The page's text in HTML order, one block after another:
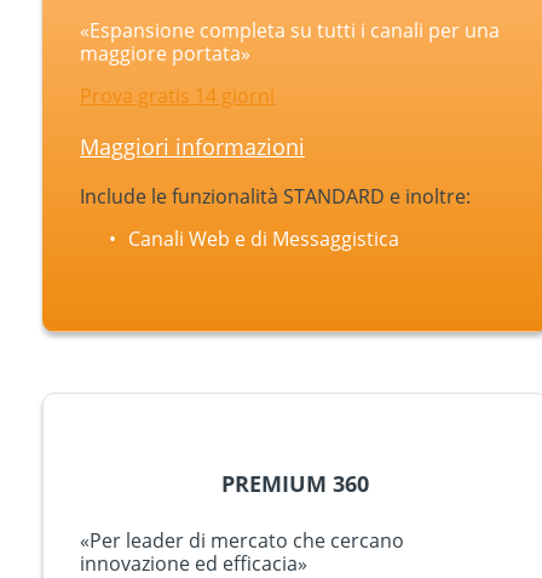
«Espansione completa su tutti i canali per una
maggiore portata»
Prova gratis 14 giorni
Maggiori informazioni
Include le funzionalità STANDARD e inoltre:
Canali Web e di Messaggistica
PREMIUM 360
«Per leader di mercato che cercano
innovazione ed efficacia»